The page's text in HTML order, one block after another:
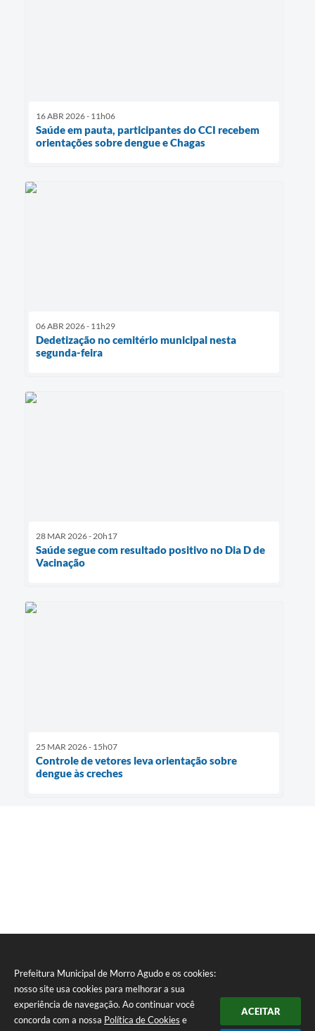
Prefeitura Municipal de Morro Agudo e os cookies:
nosso site usa cookies para melhorar a sua
experiência de navegação. Ao continuar você
concorda com a nossa Política de Cookies e
ACEITAR
16 ABR 2026 - 11h06
Saúde em pauta, participantes do CCI recebem
orientações sobre dengue e Chagas
06 ABR 2026 - 11h29
Dedetização no cemitério municipal nesta
segunda-feira
28 MAR 2026 - 20h17
Saúde segue com resultado positivo no Dia D de
Vacinação
25 MAR 2026 - 15h07
Controle de vetores leva orientação sobre
dengue às creches